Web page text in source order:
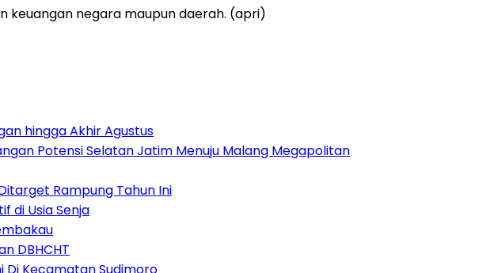
keuangan negara maupun daerah. (apri)
hingga Akhir Agustus
Potensi Selatan Jatim Menuju Malang Megapolitan
Rampung Tahun Ini
di Usia Senja
DBHCHT
Di Kecamatan Sudimoro